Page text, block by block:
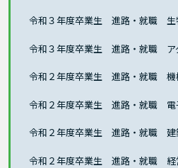
令和３年度卒業生 進路・就職 生
令和３年度卒業生 進路・就職 ア
令和２年度卒業生 進路・就職 機
令和２年度卒業生 進路・就職 電
令和２年度卒業生 進路・就職 建
令和２年度卒業生 進路・就職 経